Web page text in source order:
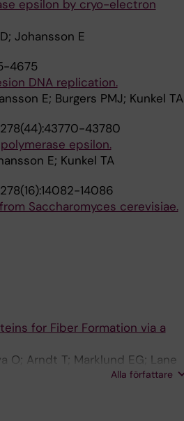
epsilon by cryo-electron
Johansson E
4675
DNA replication.
E; Burgers PMJ; Kunkel TA
43780
epsilon.
E; Kunkel TA
14086
Saccharomyces cerevisiae.
for Fiber Formation via a
O; Arndt T; Marklund EG; Lane
Alla författare